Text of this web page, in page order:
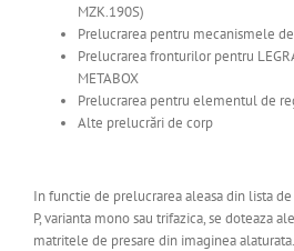
MZK.190S)
Prelucrarea pentru mecanismele
Prelucrarea fronturilor pentru
METABOX
Prelucrarea pentru elementul de
Alte prelucrări de corp
In functie de prelucrarea aleasa din lista de
P, varianta mono sau trifazica, se doteaza
matritele de presare din imaginea alaturata.